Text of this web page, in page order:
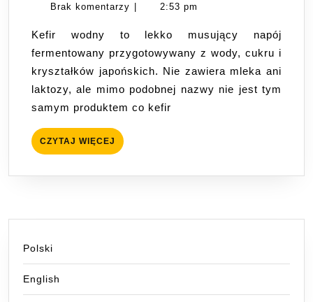
z
kryształków
japońskich
Hus
Brak komentarzy
2:53 pm
Kefir wodny to lekko musujący napój
fermentowany przygotowywany z wody, cukru i
kryształków japońskich. Nie zawiera mleka ani
laktozy, ale mimo podobnej nazwy nie jest tym
samym produktem co kefir
CZYTAJ WIĘCEJ CZYTAJ
WIĘCEJ
Polski
English